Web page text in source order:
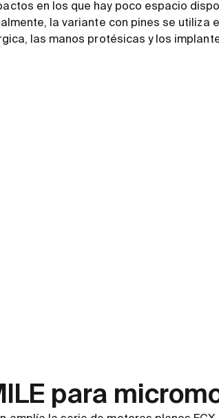
en los que hay poco espacio
la variante con pines se utiliza
las manos protésicas y los
para